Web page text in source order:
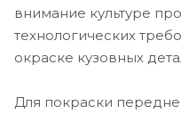
внимание культуре
технологических
окраске кузовных
Для покраски